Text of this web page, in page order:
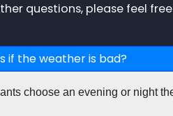
questions, please feel
if the weather is bad?
choose an evening or night